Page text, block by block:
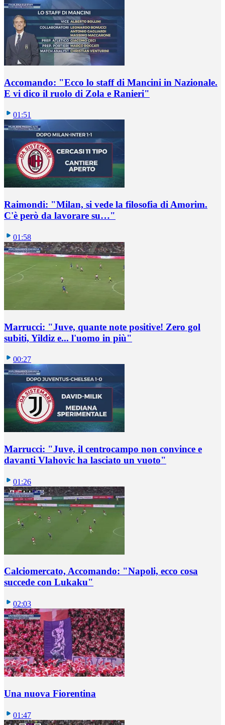
Accomando: "Ecco lo staff di Mancini in Nazionale.
E vi dico il ruolo di Zola e Ranieri"
01:51
Raimondi: "Milan, si vede la filosofia di Amorim.
C'è però da lavorare su…"
01:58
Marrucci: "Juve, quante note positive! Zero gol
subiti, Yildiz e... l'uomo in più"
00:27
Marrucci: "Juve, il centrocampo non convince e
davanti Vlahovic ha lasciato un vuoto"
01:26
Calciomercato, Accomando: "Napoli, ecco cosa
succede con Lukaku"
02:03
Una nuova Fiorentina
01:47